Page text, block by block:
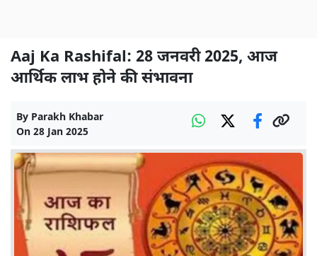
Aaj Ka Rashifal: 28 जनवरी 2025, आज
आर्थिक लाभ होने की संभावना
By Parakh Khabar
On 28 Jan 2025